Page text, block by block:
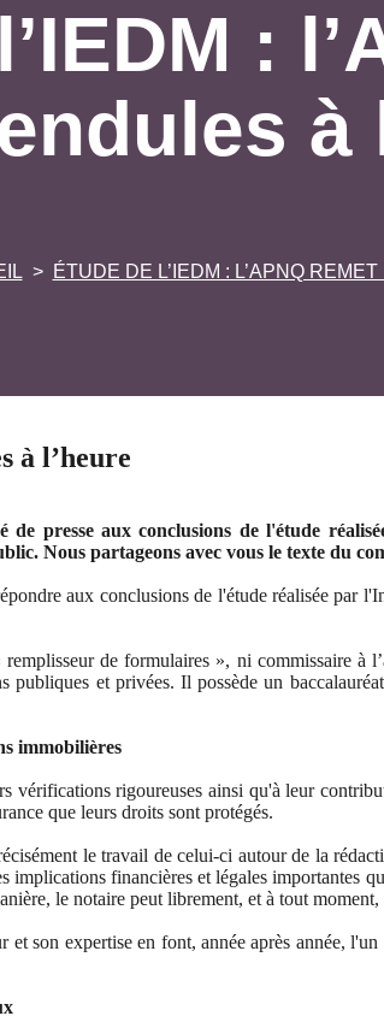
:
à
ÉTUDE DE L’IEDM : L’APNQ
à l’heure
presse aux conclusions de l'étude
Nous partageons avec vous le texte du
aux conclusions de l'étude réalisée par
de formulaires », ni commissaire
et privées. Il possède un
immobilières
vérifications rigoureuses ainsi qu'à leur
que leurs droits sont protégés.
le travail de celui-ci autour de la
financières et légales importantes
le notaire peut librement, et à tout
son expertise en font, année après année,